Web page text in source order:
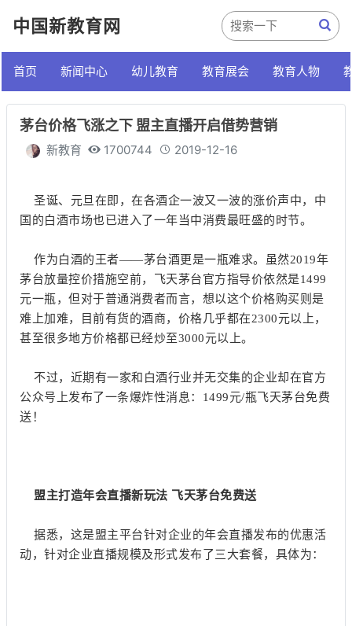
中国新教育网
首页 新闻中心 幼儿教育 教育展会 教育人物
茅台价格飞涨之下 盟主直播开启借势营销
新教育 1700744 2019-12-16
圣诞、元旦在即，在各酒企一波又一波的涨价声中，中
国的白酒市场也已进入了一年当中消费最旺盛的时节。
作为白酒的王者——茅台酒更是一瓶难求。虽然2019年
茅台放量控价措施空前，飞天茅台官方指导价依然是1499
元一瓶，但对于普通消费者而言，想以这个价格购买则是
难上加难，目前有货的酒商，价格几乎都在2300元以上，
甚至很多地方价格都已经炒至3000元以上。
不过，近期有一家和白酒行业并无交集的企业却在官方
公众号上发布了一条爆炸性消息：1499元/瓶飞天茅台免费
送！
盟主打造年会直播新玩法 飞天茅台免费送
据悉，这是盟主平台针对企业的年会直播发布的优惠活
动，针对企业直播规模及形式发布了三大套餐，具体为：